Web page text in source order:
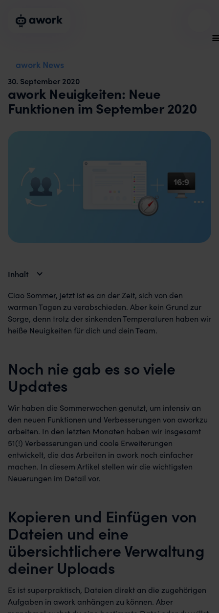
awork News
30. September 2020
awork Neuigkeiten: Neue
Funktionen im September 2020
Inhalt
Ciao Sommer, jetzt ist es an der Zeit, sich von den
warmen Tagen zu verabschieden. Aber kein Grund zur
Sorge, denn trotz der sinkenden Temperaturen haben wir
heiße Neuigkeiten für dich und dein Team.
Noch nie gab es so viele
Updates
Wir haben die Sommerwochen genutzt, um intensiv an
den neuen Funktionen und Verbesserungen von aworkzu
arbeiten. In den letzten Monaten haben wir insgesamt
51(!) Verbesserungen und coole Erweiterungen
entwickelt, die das Arbeiten in awork noch einfacher
machen. In diesem Artikel stellen wir die wichtigsten
Neuerungen im Detail vor.
Kopieren und Einfügen von
Dateien und eine
übersichtlichere Verwaltung
deiner Uploads
Es ist superpraktisch, Dateien direkt an die zugehörigen
Aufgaben in awork anhängen zu können. Aber